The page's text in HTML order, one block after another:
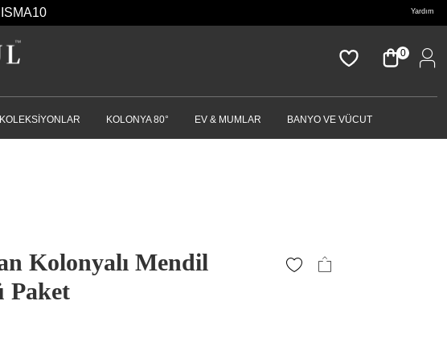
Yardım
0
KOLEKSIYONLAR KOLONYA 80° EV & MUMLAR BANYO VE VÜCUT
Kolonyalı Mendil
Paket